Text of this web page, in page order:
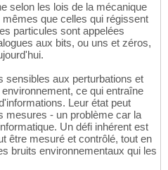
selon les lois de la mécanique
que celles qui régissent
particules sont appelées
aux bits, ou uns et zéros,
sensibles aux perturbations et
ce qui entraîne
Leur état peut
mesures - un problème car la
Un défi inhérent est
être mesuré et contrôlé, tout en
bruits environnementaux qui les